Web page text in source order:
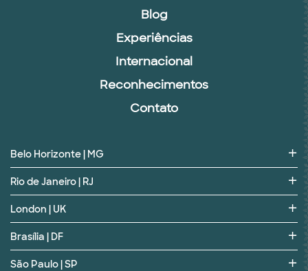
Blog
Experiências
Internacional
Reconhecimentos
Contato
Belo Horizonte | MG
Rio de Janeiro | RJ
London | UK
Brasília | DF
São Paulo | SP